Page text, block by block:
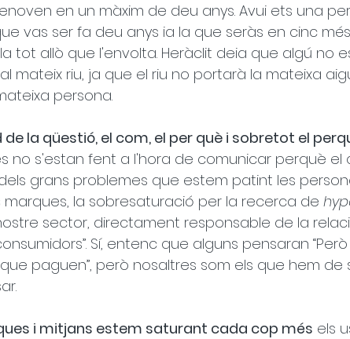
en un màxim de deu anys. Avui ets una
vas ser fa deu anys ia la que seràs en cinc
tot allò que l'envolta. Heràclit deia que algú no
mateix riu, ja que el riu no portarà la mateixa
persona.
de la qüestió, el com, el per què i sobretot el
no s'estan fent a l'hora de comunicar perquè el
dels grans problemes que estem patint les
marques, la sobresaturació per la recerca de
sector, directament responsable de la
Sí, entenc que alguns pensaran
paguen”, però nosaltres som els que hem
i mitjans estem saturant cada cop més els